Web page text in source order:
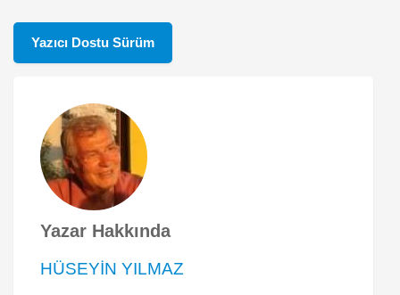
Yazıcı Dostu Sürüm
Yazar Hakkında
HÜSEYİN YILMAZ